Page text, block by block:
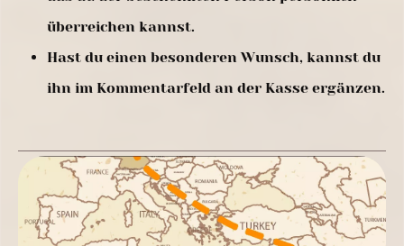
überreichen kannst.
Hast du einen besonderen Wunsch, kannst du
ihn im Kommentarfeld an der Kasse ergänzen.